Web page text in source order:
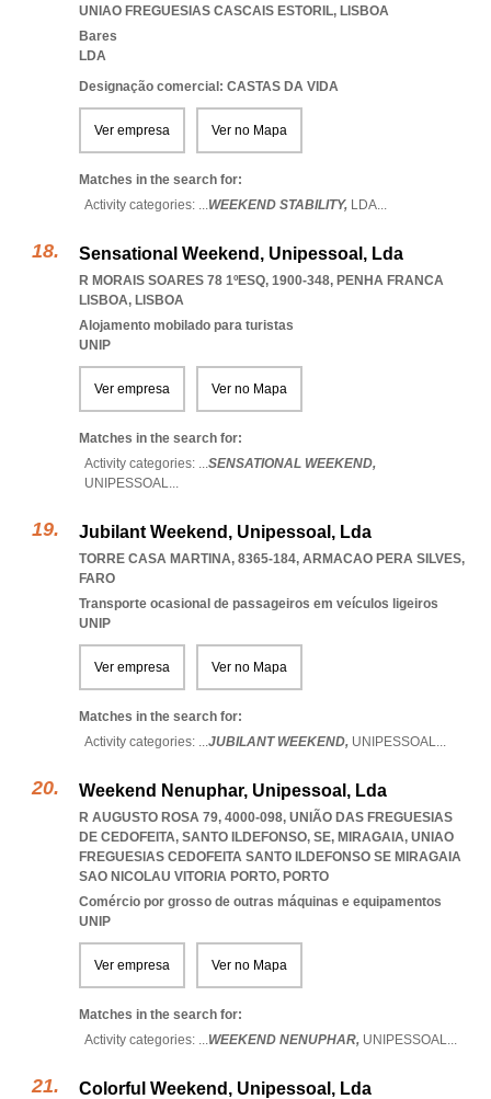
UNIAO FREGUESIAS CASCAIS ESTORIL, LISBOA
Bares
LDA
Designação comercial: CASTAS DA VIDA
Ver empresa Ver no Mapa
Matches in the search for:
Activity categories: ...WEEKEND STABILITY, LDA...
Sensational Weekend, Unipessoal, Lda
R MORAIS SOARES 78 1ºESQ, 1900-348, PENHA FRANCA
LISBOA, LISBOA
Alojamento mobilado para turistas
UNIP
Ver empresa Ver no Mapa
Matches in the search for:
Activity categories: ...SENSATIONAL WEEKEND,
UNIPESSOAL...
Jubilant Weekend, Unipessoal, Lda
TORRE CASA MARTINA, 8365-184, ARMACAO PERA SILVES,
FARO
Transporte ocasional de passageiros em veículos ligeiros
UNIP
Ver empresa Ver no Mapa
Matches in the search for:
Activity categories: ...JUBILANT WEEKEND, UNIPESSOAL...
Weekend Nenuphar, Unipessoal, Lda
R AUGUSTO ROSA 79, 4000-098, UNIÃO DAS FREGUESIAS
DE CEDOFEITA, SANTO ILDEFONSO, SE, MIRAGAIA, UNIAO
FREGUESIAS CEDOFEITA SANTO ILDEFONSO SE MIRAGAIA
SAO NICOLAU VITORIA PORTO, PORTO
Comércio por grosso de outras máquinas e equipamentos
UNIP
Ver empresa Ver no Mapa
Matches in the search for:
Activity categories: ...WEEKEND NENUPHAR, UNIPESSOAL...
Colorful Weekend, Unipessoal, Lda